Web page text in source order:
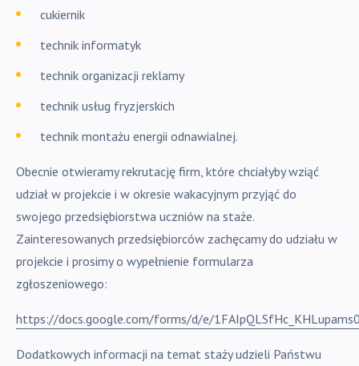
cukiernik
technik informatyk
technik organizacji reklamy
technik usług fryzjerskich
technik montażu energii odnawialnej.
Obecnie otwieramy rekrutację firm, które chciałyby wziąć
udział w projekcie i w okresie wakacyjnym przyjąć do
swojego przedsiębiorstwa uczniów na staże.
Zainteresowanych przedsiębiorców zachęcamy do udziału w
projekcie i prosimy o wypełnienie formularza
zgłoszeniowego:
https://docs.google.com/forms/d/e/
Dodatkowych informacji na temat staży udzieli Państwu